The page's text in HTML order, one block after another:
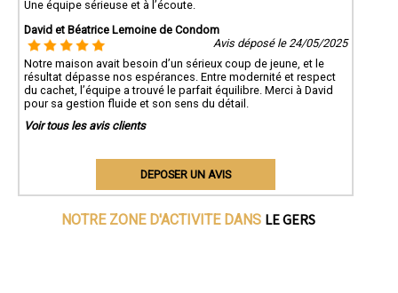
Une équipe sérieuse et à l’écoute.
David et Béatrice Lemoine de Condom
Avis déposé le 24/05/2025
Notre maison avait besoin d’un sérieux coup de jeune, et le
résultat dépasse nos espérances. Entre modernité et respect
du cachet, l’équipe a trouvé le parfait équilibre. Merci à David
pour sa gestion fluide et son sens du détail.
Voir tous les avis clients
DEPOSER UN AVIS
NOTRE ZONE D'ACTIVITE DANS LE GERS